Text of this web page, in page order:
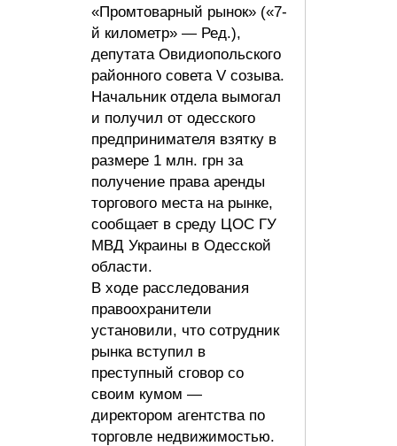
«Промтоварный рынок» («7-
й километр» — Ред.),
депутата Овидиопольского
районного совета V созыва.
Начальник отдела вымогал
и получил от одесского
предпринимателя взятку в
размере 1 млн. грн за
получение права аренды
торгового места на рынке,
сообщает в среду ЦОС ГУ
МВД Украины в Одесской
области.
В ходе расследования
правоохранители
установили, что сотрудник
рынка вступил в
преступный сговор со
своим кумом —
директором агентства по
торговле недвижимостью.